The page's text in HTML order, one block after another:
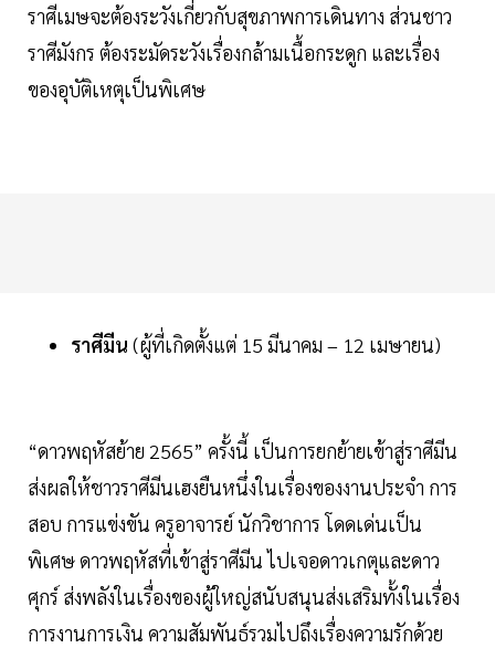
ราศีเมษจะต้องระวังเกี่ยวกับสุขภาพการเดินทาง ส่วนชาว
ราศีมังกร ต้องระมัดระวังเรื่องกล้ามเนื้อกระดูก และเรื่อง
ของอุบัติเหตุเป็นพิเศษ
ราศีมีน (ผู้ที่เกิดตั้งแต่ 15 มีนาคม – 12 เมษายน)
“ดาวพฤหัสย้าย 2565” ครั้งนี้ เป็นการยกย้ายเข้าสู่ราศีมีน
ส่งผลให้ชาวราศีมีนเฮงยืนหนึ่งในเรื่องของงานประจำ การ
สอบ การแข่งขัน ครูอาจารย์ นักวิชาการ โดดเด่นเป็น
พิเศษ ดาวพฤหัสที่เข้าสู่ราศีมีน ไปเจอดาวเกตุและดาว
ศุกร์ ส่งพลังในเรื่องของผู้ใหญ่สนับสนุนส่งเสริมทั้งในเรื่อง
การงานการเงิน ความสัมพันธ์รวมไปถึงเรื่องความรักด้วย